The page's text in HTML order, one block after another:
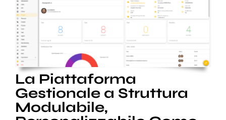
La Piattaforma
Gestionale a Struttura
Modulabile,